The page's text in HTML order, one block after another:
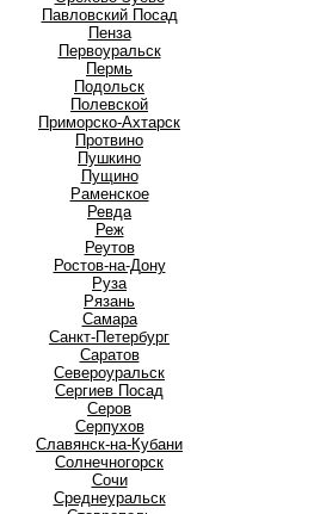
Павловский Посад
Пенза
Первоуральск
Пермь
Подольск
Полевской
Приморско-Ахтарск
Протвино
Пушкино
Пущино
Раменское
Ревда
Реж
Реутов
Ростов-на-Дону
Руза
Рязань
Самара
Санкт-Петербург
Саратов
Североуральск
Сергиев Посад
Серов
Серпухов
Славянск-на-Кубани
Солнечногорск
Сочи
Среднеуральск